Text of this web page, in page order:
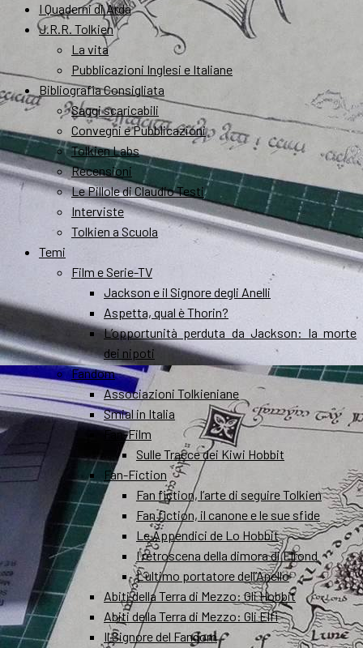
I Quaderni di Arda
J.R.R. Tolkien
La vita
Pubblicazioni Inglesi e Italiane
Bibliografia Consigliata
Saggi scaricabili
Convegni e Pubblicazioni
Tolkien Labs
Recensioni
Le Pillole di Claudio Testi
Interviste
Tolkien a Scuola
Temi
Film e Serie-TV
Jackson e il Signore degli Anelli
Aspetta, qual è Thorin?
L’opportunità perduta da Jackson: la morte
dei nipoti
Fandom
Associazioni Tolkieniane
Smial in Italia
Fan-Film
Sulle Tracce dei Kiwi Hobbit
Fan-Fiction
Fan fiction, l’arte di seguire Tolkien
Fan fiction, il canone e le sue sfide
Le Appendici de Lo Hobbit
I retroscena della dimora di Elrond
L’ultimo portatore dell’Anello
Abiti della Terra di Mezzo: Gli Hobbit
Abiti della Terra di Mezzo: Gli Elfi
Il Signore del Fandom